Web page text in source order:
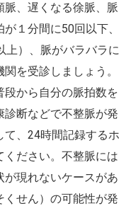
、遅くなる徐脈、脈
１分間に50回以下、
上）、脈がバラバラに
を受診しましょう。
段から自分の脈拍数を
断などで不整脈が発
て、24時間記録するホ
ください。不整脈には
現れないケースがあ
くせん）の可能性が発